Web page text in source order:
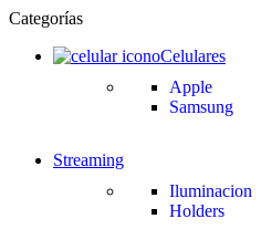
Categorías
Celulares
Apple
Samsung
Streaming
Iluminacion
Holders